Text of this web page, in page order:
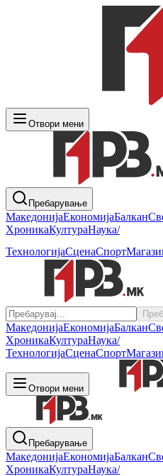
Отвори мени
Пребарување
МакедонијаЕкономијаБалкан
ХроникаКултураНаука/
ТехнологијаСценаСпорт
МакедонијаЕкономијаБалкан
ХроникаКултураНаука/
ТехнологијаСценаСпорт
Отвори мени
Пребарување
МакедонијаЕкономијаБалкан
ХроникаКултураНаука/